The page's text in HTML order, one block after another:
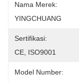
Nama Merek:
YINGCHUANG
Sertifikasi:
CE, ISO9001
Model Number: